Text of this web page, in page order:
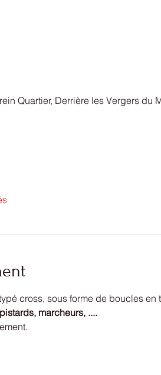
Quartier, Derrière les Vergers du
cross, sous forme de boucles en
marcheurs, ....